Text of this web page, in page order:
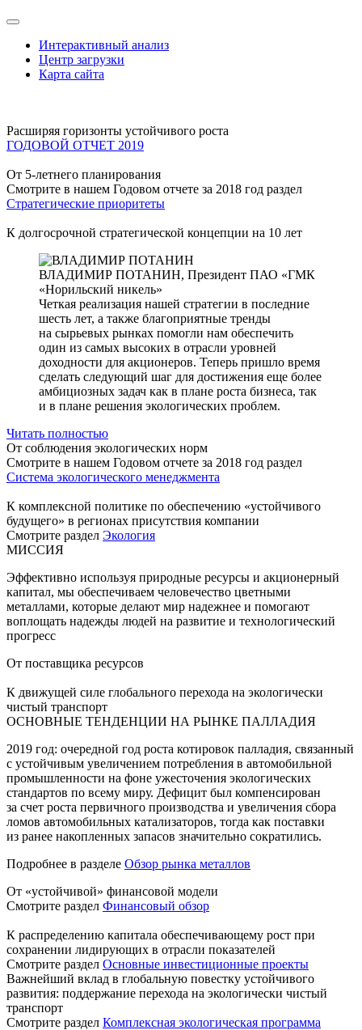
Интерактивный анализ
Центр загрузки
Карта сайта
Расширяя горизонты устойчивого роста
ГОДОВОЙ ОТЧЕТ 2019
От 5-летнего планирования
Смотрите в нашем Годовом отчете за 2018 год раздел
Стратегические приоритеты
К долгосрочной стратегической концепции на 10 лет
ВЛАДИМИР ПОТАНИН, Президент ПАО «ГМК
«Норильский никель»
Четкая реализация нашей стратегии в последние
шесть лет, а также благоприятные тренды
на сырьевых рынках помогли нам обеспечить
один из самых высоких в отрасли уровней
доходности для акционеров. Теперь пришло время
сделать следующий шаг для достижения еще более
амбициозных задач как в плане роста бизнеса, так
и в плане решения экологических проблем.
Читать полностью
От соблюдения экологических норм
Смотрите в нашем Годовом отчете за 2018 год раздел
Система экологического менеджмента
К комплексной политике по обеспечению «устойчивого
будущего» в регионах присутствия компании
Смотрите раздел Экология
МИССИЯ
Эффективно используя природные ресурсы и акционерный
капитал, мы обеспечиваем человечество цветными
металлами, которые делают мир надежнее и помогают
воплощать надежды людей на развитие и технологический
прогресс
От поставщика ресурсов
К движущей силе глобального перехода на экологически
чистый транспорт
ОСНОВНЫЕ ТЕНДЕНЦИИ НА РЫНКЕ ПАЛЛАДИЯ
2019 год: очередной год роста котировок палладия, связанный
с устойчивым увеличением потребления в автомобильной
промышленности на фоне ужесточения экологических
стандартов по всему миру. Дефицит был компенсирован
за счет роста первичного производства и увеличения сбора
ломов автомобильных катализаторов, тогда как поставки
из ранее накопленных запасов значительно сократились.
Подробнее в разделе Обзор рынка металлов
От «устойчивой» финансовой модели
Смотрите раздел Финансовый обзор
К распределению капитала обеспечивающему рост при
сохранении лидирующих в отрасли показателей
Смотрите раздел Основные инвестиционные проекты
Важнейший вклад в глобальную повестку устойчивого
развития: поддержание перехода на экологически чистый
транспорт
Смотрите раздел Комплексная экологическая программа